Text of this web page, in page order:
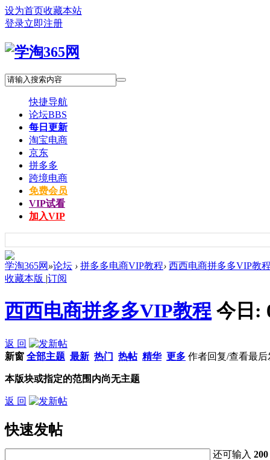
设为首页收藏本站
登录立即注册
快捷导航
论坛BBS
每日更新
淘宝电商
京东
拼多多
跨境电商
免费会员
VIP试看
加入VIP
学淘365网 »论坛 › 拼多多电商VIP教程› 西西电商拼多多VIP教
收藏本版 |订阅
西西电商拼多多VIP教程 今日:
返 回
新窗 全部主题 最新 热门 热帖 精华 更多 作者回复/查看最后
本版块或指定的范围内尚无主题
返 回
快速发帖
还可输入200